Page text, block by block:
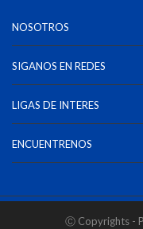
NOSOTROS
SIGANOS EN REDES
LIGAS DE INTERES
ENCUENTRENOS
Ⓒ Copyrights -